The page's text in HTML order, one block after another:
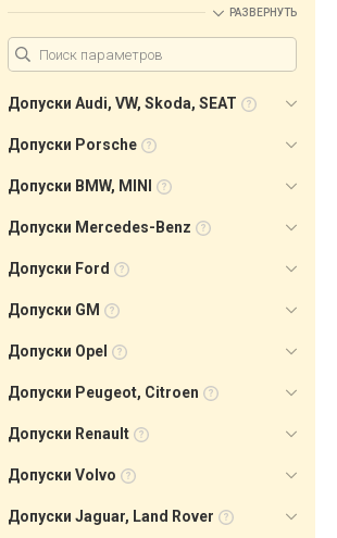
РАЗВЕРНУТЬ
Допуски Audi, VW, Skoda, SEAT
Допуски Porsche
Допуски BMW, MINI
Допуски Mercedes-Benz
Допуски Ford
Допуски GM
Допуски Opel
Допуски Peugeot, Citroen
Допуски Renault
Допуски Volvo
Допуски Jaguar, Land Rover